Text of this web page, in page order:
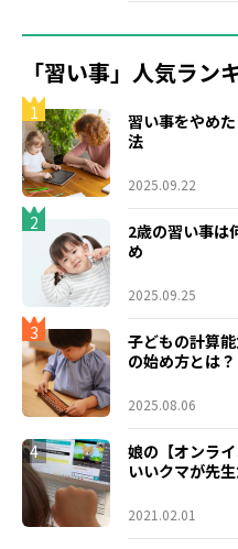
「習い事」人気ラン
1
習い事をやめ
法
2025.09.22
2
2歳の習い事は
め
2025.09.25
3
子どもの計算
の始め方とは？
2025.08.06
4
娘の【オンラ
いいクマが先
2021.02.01